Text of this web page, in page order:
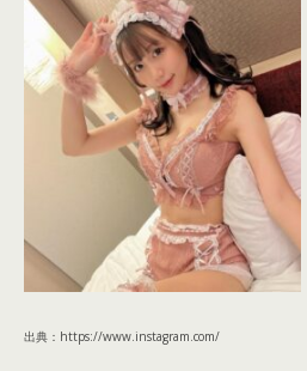
出典：https://www.instagram.com/